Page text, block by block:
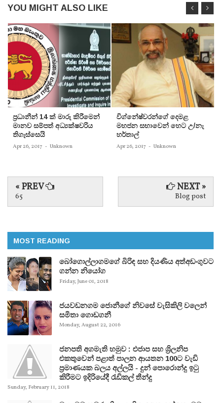
YOU MIGHT ALSO LIKE
ප‍්‍රධානීන් 14 ක් මාරු කිරීමෙන්
මානව සම්පත් අධ්‍යක්ෂවරිය
තිගැස්සෙයි
Apr 26, 2017 - Unknown
විග්නේෂ්වරන්ගේ දෙමළ
මහජන සභාවෙන් හෙට උ/නැ
හර්තාල්
Apr 26, 2017 - Unknown
« PREV
65
NEXT »
Blog post
MOST READING
බෝගොල්ලාගමගේ බිරිඳ සහ දියණිය අත්අඩංගුවට
ගන්න නියෝග
Friday, June 01, 2018
ජයවඩනගම ජොනීගේ නිවසේ වැසිකිලි වලෙන්
සමිතා ගොඩගනී
Monday, August 22, 2016
ජනපති අගමැති හමුව : එජාප සහ ශ්‍රිලනිප
එකතුවෙන් පළාත් පාලන ආයතන 100ට වැඩි
ප්‍රමාණයක බලය අල්ලයි - දුන් පොරොන්දු ඉටු
කිරීමට ඉදිරියේදී රැඩිකල් තීන්දු
Sunday, February 11, 2018